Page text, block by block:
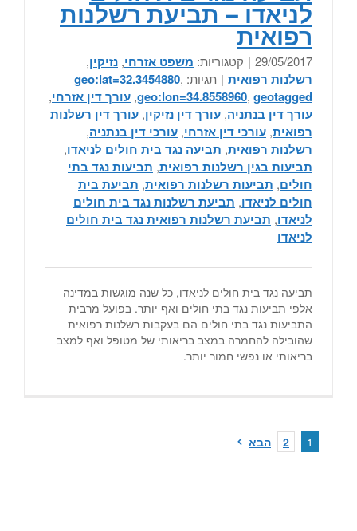
לניאדו – תביעת רשלנות
רפואית
29/05/2017
| קטגוריות: משפט אזרחי, נזיקין,
רשלנות רפואית | תגיות: geo:lat=32.3454880,
geo:lon=34.8558960, geotagged
, עורך דין אזרחי,
עורך דין בנתניה, עורך דין נזיקין, עורך דין רשלנות
רפואית, עורכי דין אזרחי, עורכי דין בנתניה,
רשלנות רפואית, תביעה נגד בית חולים לניאדו,
תביעות בגין רשלנות רפואית, תביעות נגד בתי
חולים, תביעות רשלנות רפואית, תביעת בית
חולים לניאדו, תביעת רשלנות נגד בית חולים
לניאדו, תביעת רשלנות רפואית נגד בית חולים
לניאדו
תביעה נגד בית חולים לניאדו, כל שנה מוגשות במדינה
אלפי תביעות נגד בתי חולים ואף יותר. בפועל מרבית
התביעות נגד בתי חולים הם בעקבות רשלנות רפואית
שהובילה להחמרה במצב בריאותי של מטופל ואף למצב
בריאותי או נפשי חמור יותר.
1
2 הבא